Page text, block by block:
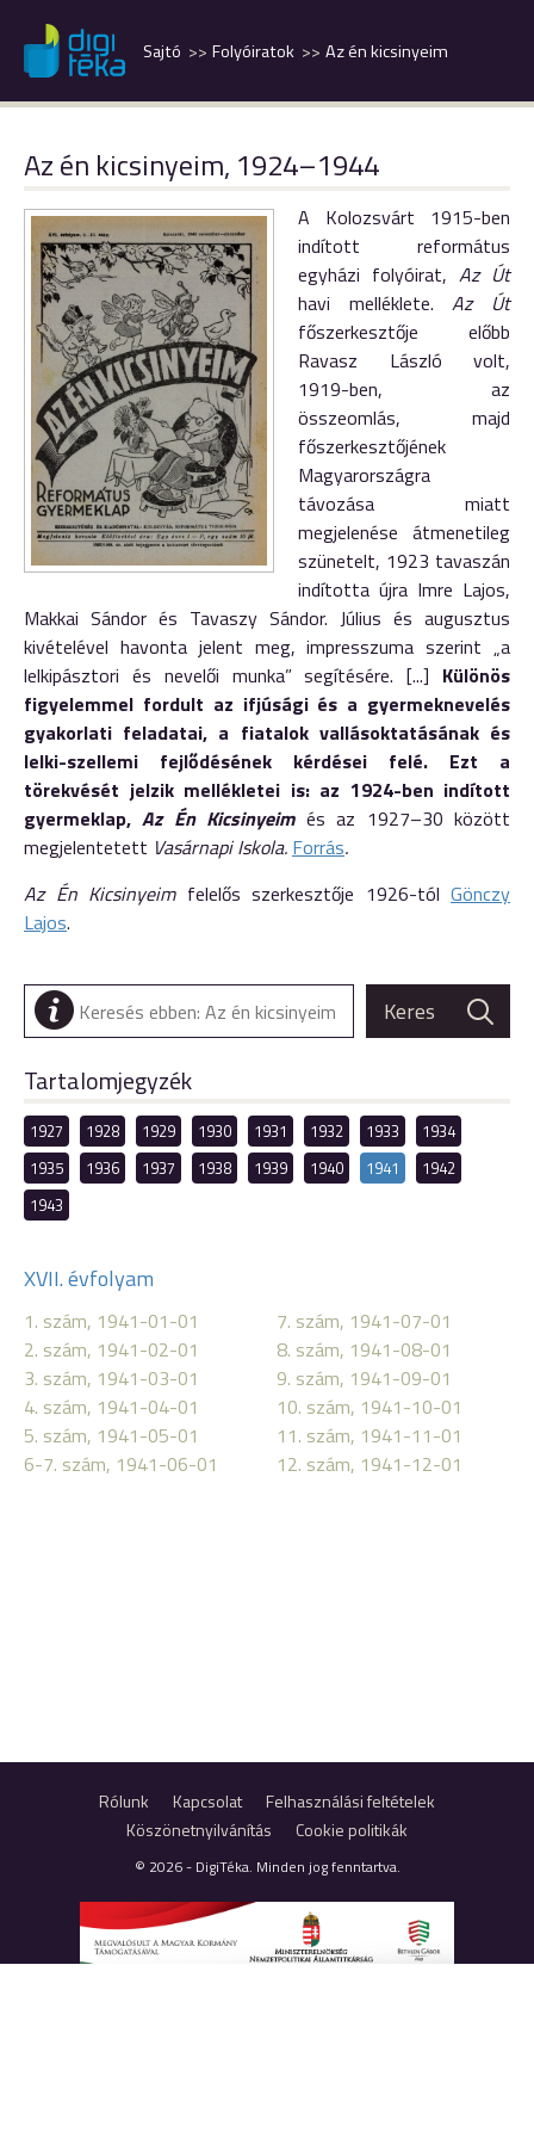
Az én kicsinyeim
Folyóiratok
Sajtó
Az én kicsinyeim, 1924–1944
A Kolozsvárt 1915-ben
indított református
egyházi folyóirat, Az Út
havi melléklete.Az Út
főszerkesztője előbb
Ravasz László volt,
1919-ben, az
összeomlás, majd
főszerkesztőjének
Magyarországra
távozása miatt
megjelenése átmenetileg
szünetelt, 1923 tavaszán
indította újra Imre Lajos,
Makkai Sándor és Tavaszy Sándor. Július és augusztus
kivételével havonta jelent meg, impresszuma szerint „a
lelkipásztori és nevelői munka” segítésére. [...] Különös
figyelemmel fordult az ifjúsági és a gyermeknevelés
gyakorlati feladatai, a fiatalok vallásoktatásának és
lelki-szellemi fejlődésének kérdései felé. Ezt a
törekvését jelzik mellékletei is: az 1924-ben indított
gyermeklap,Az Én Kicsinyeimés az 1927–30 között
megjelentetett Vasárnapi Iskola. Forrás.
Az Én Kicsinyeimfelelős szerkesztője 1926-tól Gönczy
Lajos.
Tartalomjegyzék
1927 1928 1929 1930 1931 1932 1933
1934
1935
1936 1937 1938 1939 1940 1941
1942
1943
XVII. évfolyam
1. szám, 1941-01-01
2. szám, 1941-02-01
3. szám, 1941-03-01
4. szám, 1941-04-01
5. szám, 1941-05-01
6-7. szám, 1941-06-01
7. szám, 1941-07-01
8. szám, 1941-08-01
9. szám, 1941-09-01
10. szám, 1941-10-01
11. szám, 1941-11-01
12. szám, 1941-12-01
Rólunk Kapcsolat
Felhasználási feltételek
Köszönetnyilvánítás
Cookie politikák
© 2026 - DigiTéka. Minden jog fenntartva.